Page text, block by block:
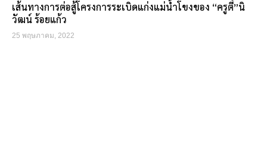
เส้นทางการต่อสู้โครงการระเบิดแก่งแม่น้ำโขงของ “ครูตี๋”นิ
วัฒน์ ร้อยแก้ว
25 พฤษภาคม, 2022